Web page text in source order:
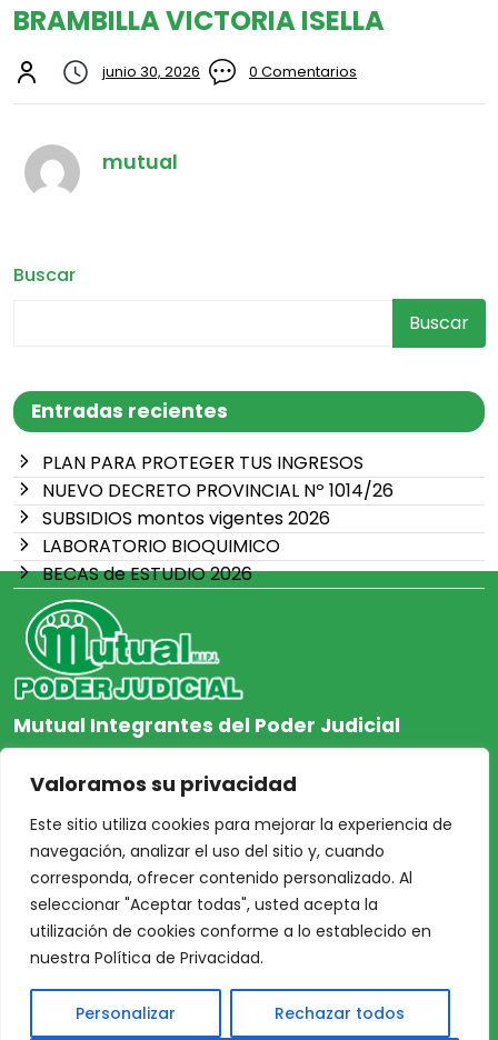
Valoramos su privacidad
Este sitio utiliza cookies para mejorar la experiencia de
navegación, analizar el uso del sitio y, cuando
corresponda, ofrecer contenido personalizado. Al
seleccionar "Aceptar todas", usted acepta la
utilización de cookies conforme a lo establecido en
nuestra Política de Privacidad.
Personalizar Rechazar todos
Buscar
Buscar
Entradas recientes
PLAN PARA PROTEGER TUS INGRESOS
NUEVO DECRETO PROVINCIAL Nº 1014/26
SUBSIDIOS montos vigentes 2026
LABORATORIO BIOQUIMICO
BECAS de ESTUDIO 2026
BRAMBILLA VICTORIA ISELLA
junio 30, 2026 0 Comentarios
mutual
Mutual Integrantes del Poder Judicial
afiliacion@mjpj.org.ar
+54 9 342 467-4510
NOSOTROS
Inicio
Acceso Asociados
Nosotros
CENTRO DE AYUDA
Protección de Datos
Personales